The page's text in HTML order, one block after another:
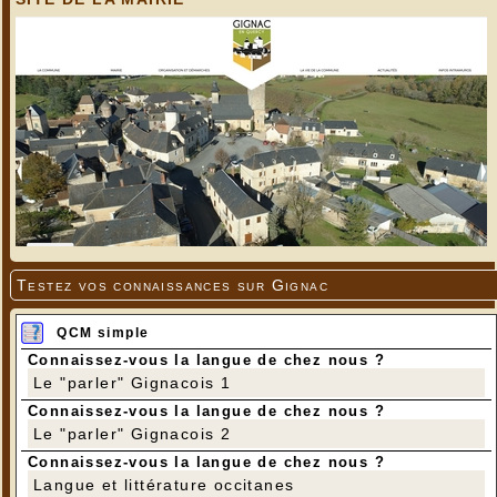
Testez vos connaissances sur Gignac
QCM simple
Connaissez-vous la langue de chez nous ?
Le "parler" Gignacois 1
Connaissez-vous la langue de chez nous ?
Le "parler" Gignacois 2
Connaissez-vous la langue de chez nous ?
Langue et littérature occitanes